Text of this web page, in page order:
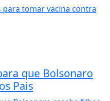
que Bolsonaro
Pais